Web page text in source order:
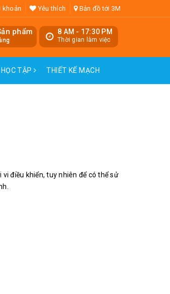
khoản Yêu thích Bản đồ tới 3M
8 AM - 17:30 PM
Thời gian làm việc
phẩm
HỌC TẬP THIẾT KẾ MẠCH
điều khiển, tuy nhiên để có thể sử